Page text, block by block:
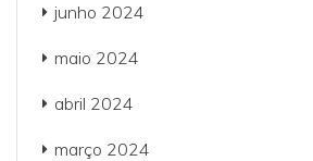
junho 2024
maio 2024
abril 2024
março 2024